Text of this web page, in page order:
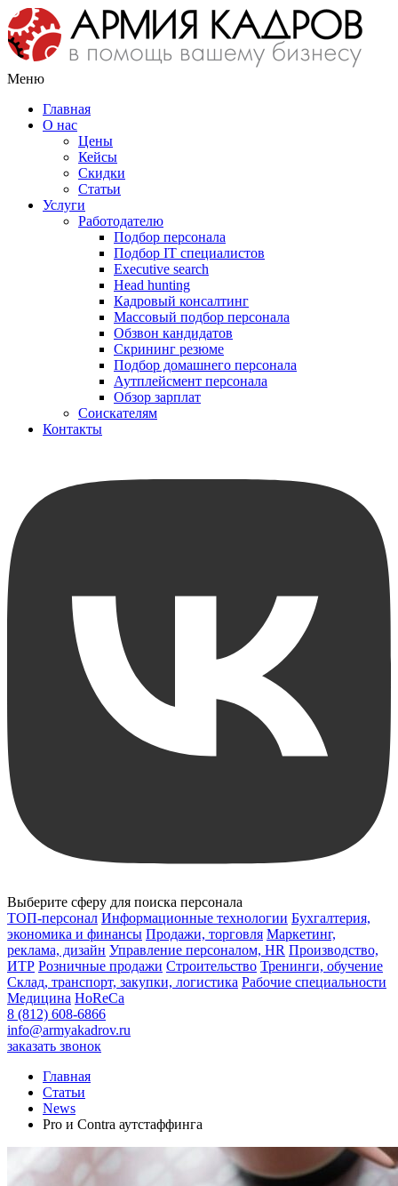
Меню
Главная
О нас
Цены
Кейсы
Скидки
Статьи
Услуги
Работодателю
Подбор персонала
Подбор IT специалистов
Еxecutive search
Head hunting
Кадровый консалтинг
Массовый подбор персонала
Обзвон кандидатов
Скрининг резюме
Подбор домашнего персонала
Аутплейсмент персонала
Обзор зарплат
Соискателям
Контакты
Выберите сферу для поиска персонала
ТОП-персонал Информационные технологии Бухгалтерия,
экономика и финансы Продажи, торговля Маркетинг,
реклама, дизайн Управление персоналом, HR Производство,
ИТР Розничные продажи Строительство Тренинги, обучение
Склад, транспорт, закупки, логистика Рабочие специальности
Медицина HoReCa
8 (812) 608-6866
info@armyakadrov.ru
заказать звонок
Главная
Статьи
News
Pro и Contra аутстаффинга